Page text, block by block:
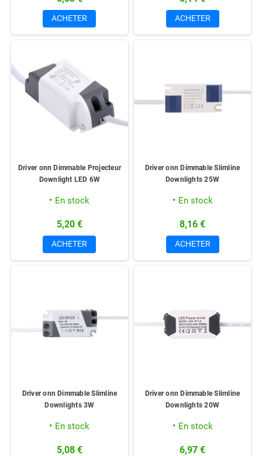
ACHETER ACHETER
Driver onn Dimmable Projecteur
Downlight LED 6W
En stock
5,20 €
ACHETER
Driver onn Dimmable Slimline
Downlights 25W
En stock
8,16 €
ACHETER
Driver onn Dimmable Slimline
Downlights 3W
En stock
5,08 €
Driver onn Dimmable Slimline
Downlights 20W
En stock
6,97 €